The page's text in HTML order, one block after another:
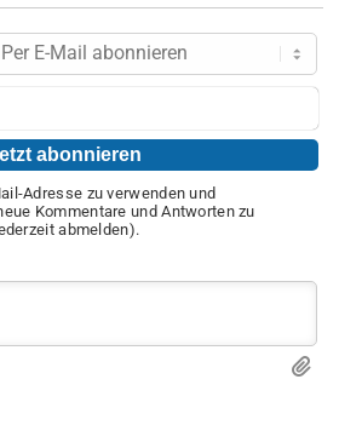
Adresse zu verwenden und
Kommentare und Antworten zu
abmelden).